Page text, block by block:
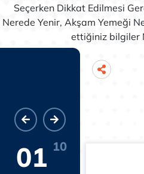
Seçerken Dikkat Edilmesi
Nerede Yenir, Akşam Yemeği
ettiğiniz bilgiler
01 10